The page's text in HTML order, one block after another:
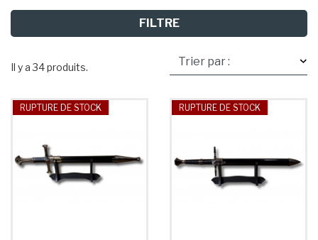
FILTRE
Il y a 34 produits.
RUPTURE DE STOCK RUPTURE DE STOCK